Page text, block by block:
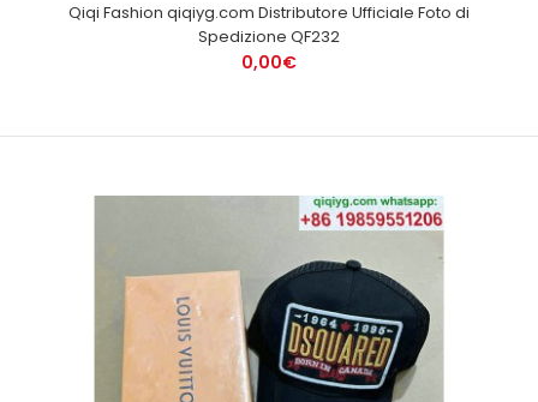
Qiqi Fashion qiqiyg.com Distributore Ufficiale Foto di
Spedizione QF232
0,00€